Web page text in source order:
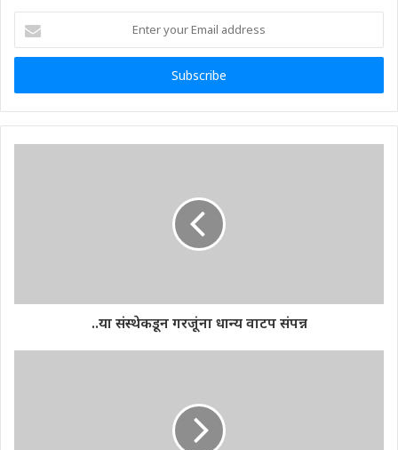
your
Email
..या संस्थेकडून गरजूंना धान्य वाटप संपन्न